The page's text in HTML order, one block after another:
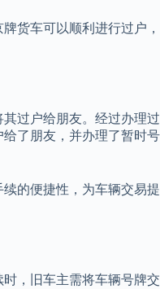
货车可以顺利进行过户，
过户给朋友。经过办理过
了朋友，并办理了暂时号
的便捷性，为车辆交易提
，旧车主需将车辆号牌交